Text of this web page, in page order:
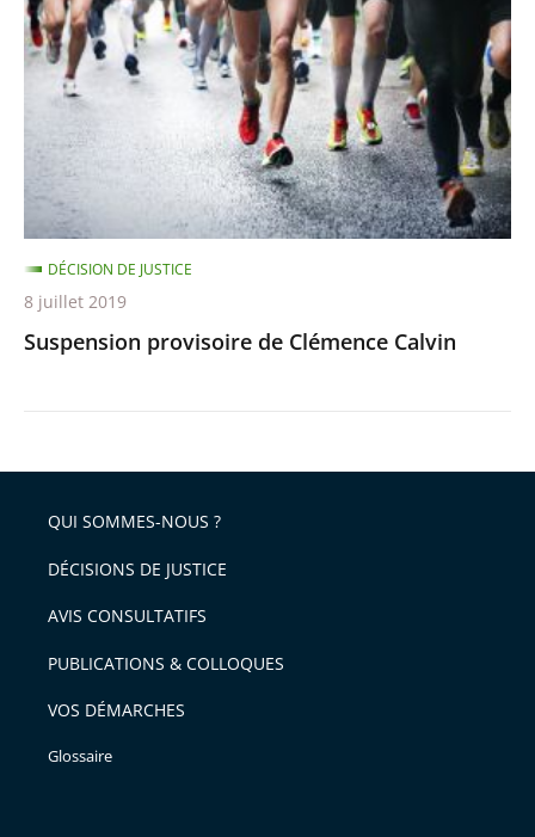
Clémence
Calvin
Suspension provisoire de Clémence Calvin
DÉCISION DE JUSTICE
8 juillet 2019
QUI SOMMES-NOUS ?
DÉCISIONS DE JUSTICE
AVIS CONSULTATIFS
PUBLICATIONS & COLLOQUES
VOS DÉMARCHES
Glossaire